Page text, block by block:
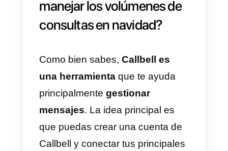
WhatsApp,Facebook Messenger
Instagram DirectyTelegram
Entre las cosas que Callbell
puede hacer por tu negocio; se
encuentran el centralizar los
mensajes de las redes sociales,
el poder manejar un alto volumen